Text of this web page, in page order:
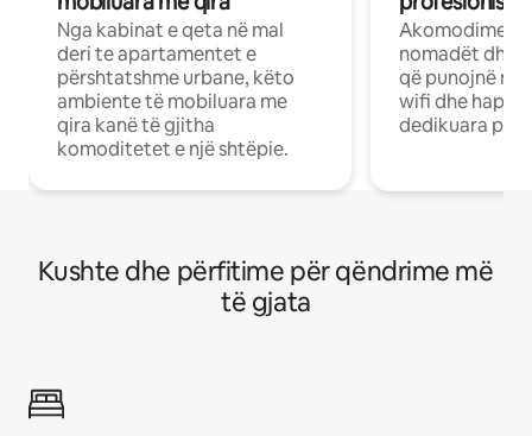
Nga kabinat e qeta në mal
deri te apartamentet e
përshtatshme urbane, këto
ambiente të mobiluara me
qira kanë të gjitha
komoditetet e një shtëpie.
Akomodime
nomadët dhe
që punojnë në
wifi dhe
dedikuara
Kushte dhe përfitime për qëndrime më
të gjata